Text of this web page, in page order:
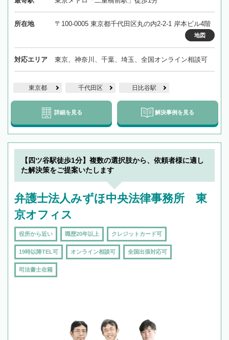
所在地 〒100-0005 東京都千代田区丸の内2-2-1 岸本ビル4階
地図
対応エリア 東京、神奈川、千葉、埼玉、全国オンライン相談可
東京都 千代田区 日比谷駅
詳細を見る 解決事例を見る
【四ツ谷駅徒歩1分】複数の選択肢から、依頼者様に適し
た解決策をご提案いたします
弁護士法人みずほ中央法律事務所 東
京オフィス
役所から近い 職歴20年以上 クレジットカード可
19時以降TEL可 オンライン相談可 全国出張対応可
司法書士在籍